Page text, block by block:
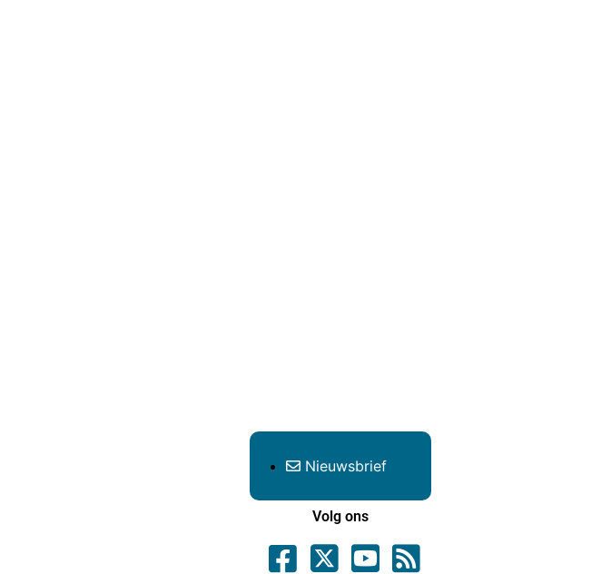
Nieuwsbrief
Volg ons